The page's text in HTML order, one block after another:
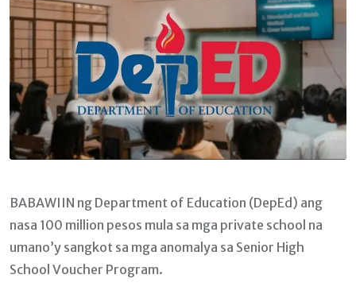
BABAWIIN ng Department of Education (DepEd) ang
nasa 100 million pesos mula sa mga private school na
umano’y sangkot sa mga anomalya sa Senior High
School Voucher Program.